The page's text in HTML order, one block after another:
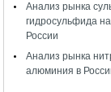
Анализ рынка
гидросульфида
России
Анализ рынка
алюминия в